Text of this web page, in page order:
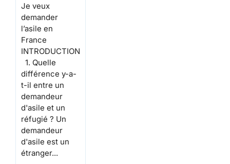
Je veux
demander
l’asile en
France
INTRODUCTION
1. Quelle
différence y-a-
t-il entre un
demandeur
d'asile et un
réfugié ? Un
demandeur
d'asile est un
étranger...